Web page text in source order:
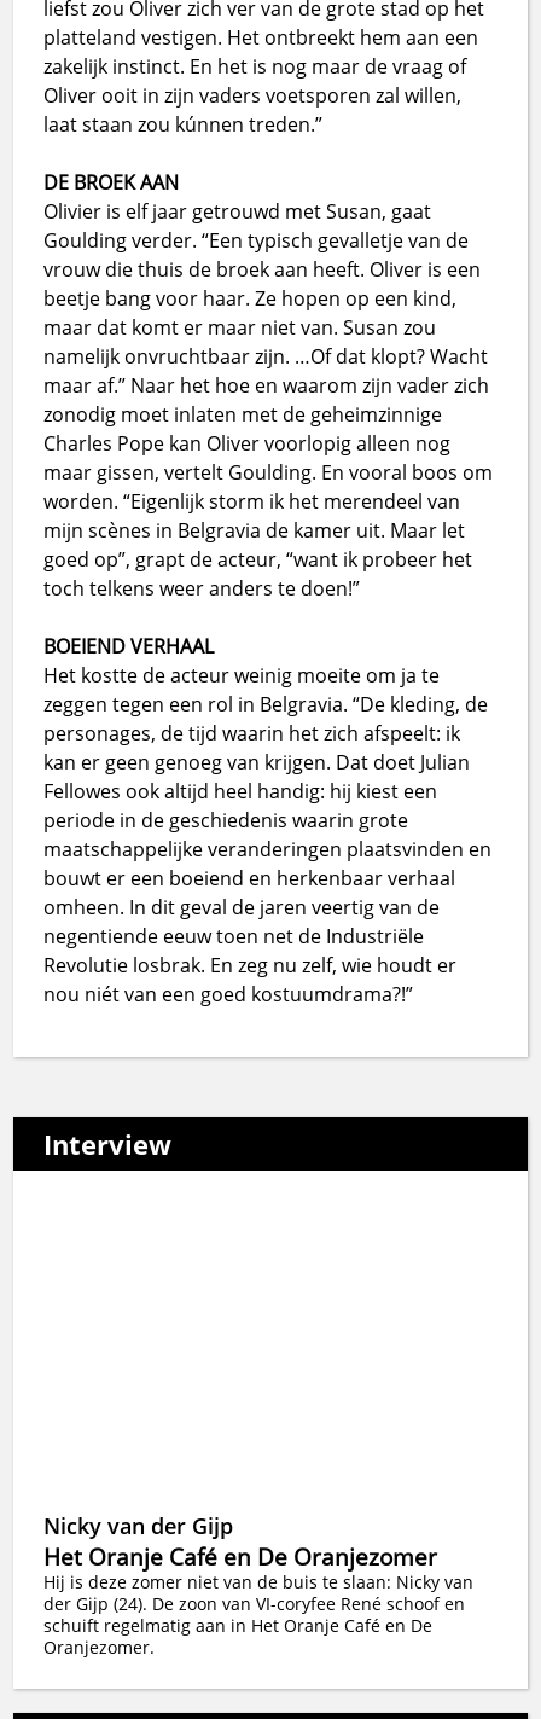
liefst zou Oliver zich ver van de grote stad op het
platteland vestigen. Het ontbreekt hem aan een
zakelijk instinct. En het is nog maar de vraag of
Oliver ooit in zijn vaders voetsporen zal willen,
laat staan zou kúnnen treden.”
DE BROEK AAN
Olivier is elf jaar getrouwd met Susan, gaat
Goulding verder. “Een typisch gevalletje van de
vrouw die thuis de broek aan heeft. Oliver is een
beetje bang voor haar. Ze hopen op een kind,
maar dat komt er maar niet van. Susan zou
namelijk onvruchtbaar zijn. …Of dat klopt? Wacht
maar af.” Naar het hoe en waarom zijn vader zich
zonodig moet inlaten met de geheimzinnige
Charles Pope kan Oliver voorlopig alleen nog
maar gissen, vertelt Goulding. En vooral boos om
worden. “Eigenlijk storm ik het merendeel van
mijn scènes in Belgravia de kamer uit. Maar let
goed op”, grapt de acteur, “want ik probeer het
toch telkens weer anders te doen!”
BOEIEND VERHAAL
Het kostte de acteur weinig moeite om ja te
zeggen tegen een rol in Belgravia. “De kleding, de
personages, de tijd waarin het zich afspeelt: ik
kan er geen genoeg van krijgen. Dat doet Julian
Fellowes ook altijd heel handig: hij kiest een
periode in de geschiedenis waarin grote
maatschappelijke veranderingen plaatsvinden en
bouwt er een boeiend en herkenbaar verhaal
omheen. In dit geval de jaren veertig van de
negentiende eeuw toen net de Industriële
Revolutie losbrak. En zeg nu zelf, wie houdt er
nou niét van een goed kostuumdrama?!”
Interview
Nicky van der Gijp
Het Oranje Café en De Oranjezomer
Hij is deze zomer niet van de buis te slaan: Nicky van
der Gijp (24). De zoon van VI-coryfee René schoof en
schuift regelmatig aan in Het Oranje Café en De
Oranjezomer.